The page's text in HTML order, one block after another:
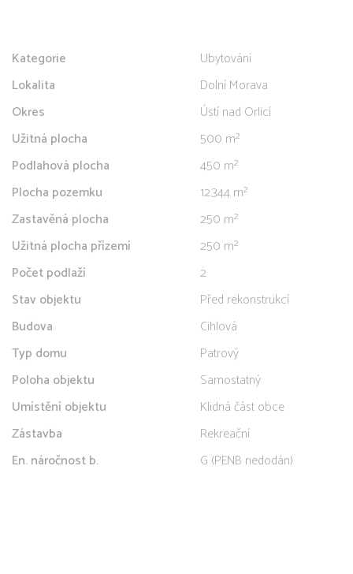
Kategorie
Ubytování
Lokalita
Dolní Morava
Okres
Ústí nad Orlicí
Užitná plocha
500 m²
Podlahová plocha
450 m²
Plocha pozemku
12.344 m²
Zastavěná plocha
250 m²
Užitná plocha přízemí
250 m²
Počet podlaží
2
Stav objektu
Před rekonstrukcí
Budova
Cihlová
Typ domu
Patrový
Poloha objektu
Samostatný
Umístění objektu
Klidná část obce
Zástavba
Rekreační
En. náročnost b.
G (PENB nedodán)